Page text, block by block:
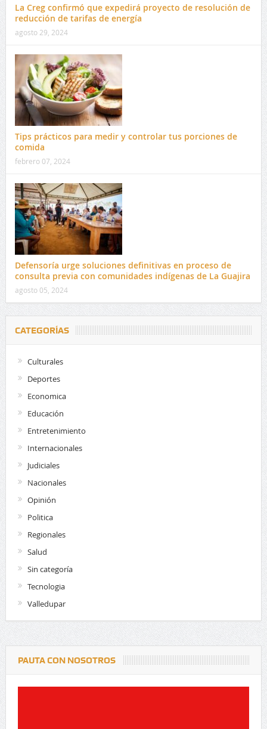
La Creg confirmó que expedirá proyecto de resolución de
reducción de tarifas de energía
agosto 29, 2024
Tips prácticos para medir y controlar tus porciones de
comida
febrero 07, 2024
Defensoría urge soluciones definitivas en proceso de
consulta previa con comunidades indígenas de La Guajira
agosto 05, 2024
CATEGORÍAS
Culturales
Deportes
Economica
Educación
Entretenimiento
Internacionales
Judiciales
Nacionales
Opinión
Politica
Regionales
Salud
Sin categoría
Tecnologia
Valledupar
PAUTA CON NOSOTROS